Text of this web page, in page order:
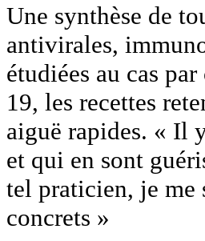
Une synthèse de
antivirales,
étudiées au cas
19, les recettes
aiguë rapides. « Il
et qui en sont
tel praticien, je me
concrets »